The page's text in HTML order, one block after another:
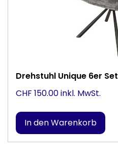
Drehstuhl Unique 6er Set
CHF 150.00 inkl. MwSt.